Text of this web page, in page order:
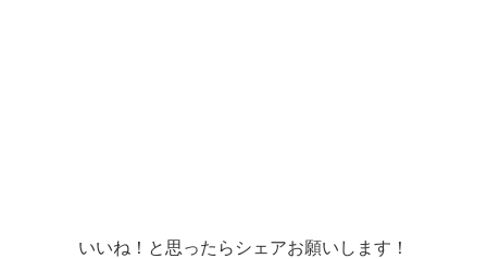
いいね！と思ったらシェアお願いします！